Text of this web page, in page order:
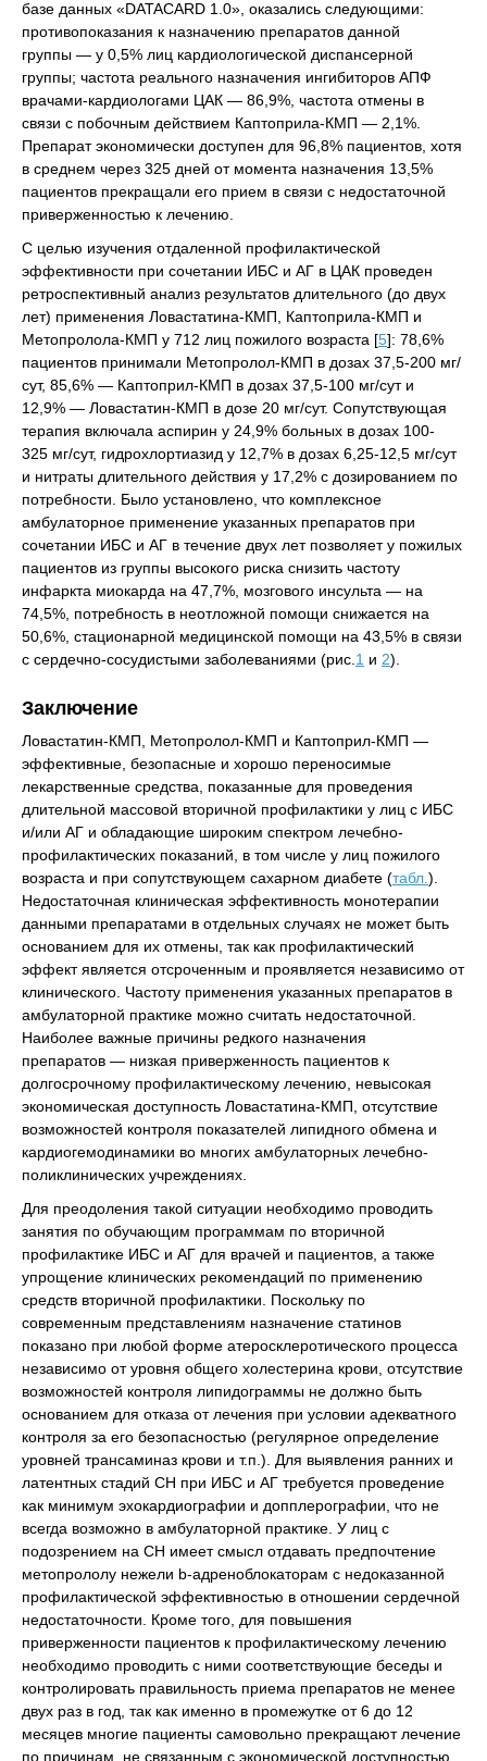
базе данных «DATACARD 1.0», оказались следующими:
противопоказания к назначению препаратов данной
группы — у 0,5% лиц кардиологической диспансерной
группы; частота реального назначения ингибиторов АПФ
врачами-кардиологами ЦАК — 86,9%, частота отмены в
связи с побочным действием Каптоприла-КМП — 2,1%.
Препарат экономически доступен для 96,8% пациентов, хотя
в среднем через 325 дней от момента назначения 13,5%
пациентов прекращали его прием в связи с недостаточной
приверженностью к лечению.
С целью изучения отдаленной профилактической
эффективности при сочетании ИБС и АГ в ЦАК проведен
ретроспективный анализ результатов длительного (до двух
лет) применения Ловастатина-КМП, Каптоприла-КМП и
Метопролола-КМП у 712 лиц пожилого возраста [5]: 78,6%
пациентов принимали Метопролол-КМП в дозах 37,5-200 мг/
сут, 85,6% — Каптоприл-КМП в дозах 37,5-100 мг/сут и
12,9% — Ловастатин-КМП в дозе 20 мг/сут. Сопутствующая
терапия включала аспирин у 24,9% больных в дозах 100-
325 мг/сут, гидрохлортиазид у 12,7% в дозах 6,25-12,5 мг/сут
и нитраты длительного действия у 17,2% с дозированием по
потребности. Было установлено, что комплексное
амбулаторное применение указанных препаратов при
сочетании ИБС и АГ в течение двух лет позволяет у пожилых
пациентов из группы высокого риска снизить частоту
инфаркта миокарда на 47,7%, мозгового инсульта — на
74,5%, потребность в неотложной помощи снижается на
50,6%, стационарной медицинской помощи на 43,5% в связи
с сердечно-сосудистыми заболеваниями (рис. 1 и 2).
Заключение
Ловастатин-КМП, Метопролол-КМП и Каптоприл-КМП —
эффективные, безопасные и хорошо переносимые
лекарственные средства, показанные для проведения
длительной массовой вторичной профилактики у лиц с ИБС
и/или АГ и обладающие широким спектром лечебно-
профилактических показаний, в том числе у лиц пожилого
возраста и при сопутствующем сахарном диабете (табл. ).
Недостаточная клиническая эффективность монотерапии
данными препаратами в отдельных случаях не может быть
основанием для их отмены, так как профилактический
эффект является отсроченным и проявляется независимо от
клинического. Частоту применения указанных препаратов в
амбулаторной практике можно считать недостаточной.
Наиболее важные причины редкого назначения
препаратов — низкая приверженность пациентов к
долгосрочному профилактическому лечению, невысокая
экономическая доступность Ловастатина-КМП, отсутствие
возможностей контроля показателей липидного обмена и
кардиогемодинамики во многих амбулаторных лечебно-
поликлинических учреждениях.
Для преодоления такой ситуации необходимо проводить
занятия по обучающим программам по вторичной
профилактике ИБС и АГ для врачей и пациентов, а также
упрощение клинических рекомендаций по применению
средств вторичной профилактики. Поскольку по
современным представлениям назначение статинов
показано при любой форме атеросклеротического процесса
независимо от уровня общего холестерина крови, отсутствие
возможностей контроля липидограммы не должно быть
основанием для отказа от лечения при условии адекватного
контроля за его безопасностью (регулярное определение
уровней трансаминаз крови и т.п.). Для выявления ранних и
латентных стадий СН при ИБС и АГ требуется проведение
как минимум эхокардиографии и допплерографии, что не
всегда возможно в амбулаторной практике. У лиц с
подозрением на СН имеет смысл отдавать предпочтение
метопрололу нежели b-адреноблокаторам с недоказанной
профилактической эффективностью в отношении сердечной
недостаточности. Кроме того, для повышения
приверженности пациентов к профилактическому лечению
необходимо проводить с ними соответствующие беседы и
контролировать правильность приема препаратов не менее
двух раз в год, так как именно в промежутке от 6 до 12
месяцев многие пациенты самовольно прекращают лечение
по причинам, не связанным с экономической доступностью